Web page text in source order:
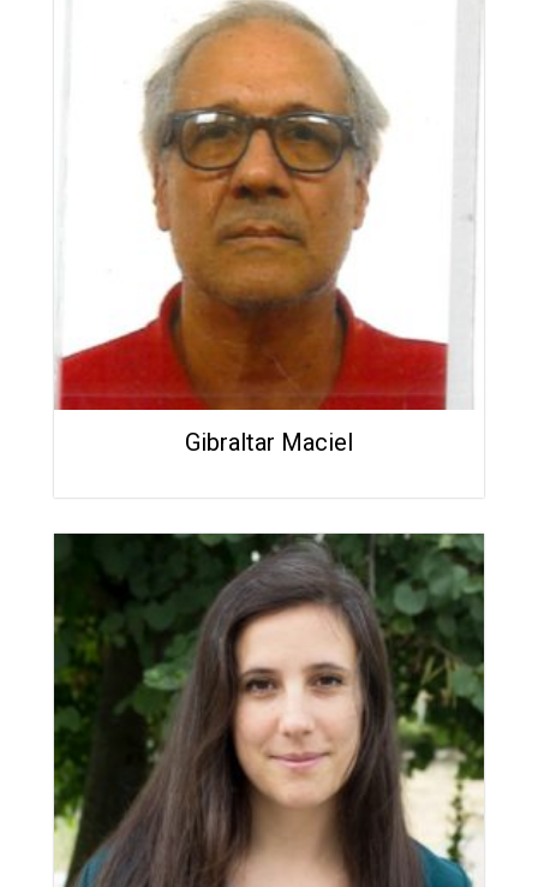
Gibraltar Maciel